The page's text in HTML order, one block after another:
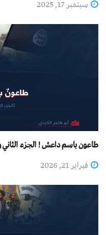
سبتمبر 17, 2025
طاعون باسم داعش ! الجزء الثاني
فبراير 21, 2026